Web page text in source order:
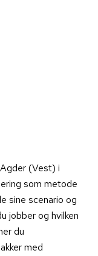
(Vest) i
som metode
sine scenario og
jobber og hvilken
du
med